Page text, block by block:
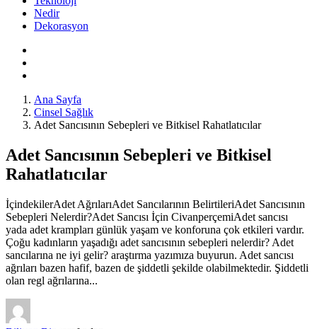
Nedir
Dekorasyon
Ana Sayfa
Cinsel Sağlık
Adet Sancısının Sebepleri ve Bitkisel Rahatlatıcılar
Adet Sancısının Sebepleri ve Bitkisel
Rahatlatıcılar
İçindekilerAdet AğrılarıAdet Sancılarının BelirtileriAdet Sancısının
Sebepleri Nelerdir?Adet Sancısı İçin CivanperçemiAdet sancısı
yada adet krampları günlük yaşam ve konforuna çok etkileri vardır.
Çoğu kadınların yaşadığı adet sancısının sebepleri nelerdir? Adet
sancılarına ne iyi gelir? araştırma yazımıza buyurun. Adet sancısı
ağrıları bazen hafif, bazen de şiddetli şekilde olabilmektedir. Şiddetli
olan regl ağrılarına...